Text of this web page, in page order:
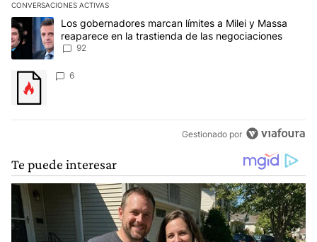
CONVERSACIONES ACTIVAS
Este listado muestra los artículos con más comentarios en los
Un artículo de tendencia con el título "Los gobernadores marcan
Los gobernadores marcan límites a Milei y Massa
reaparece en la trastienda de las negociaciones
92
Un artículo de tendencia con el título "" con 6 comentarios.
6
Gestionado por